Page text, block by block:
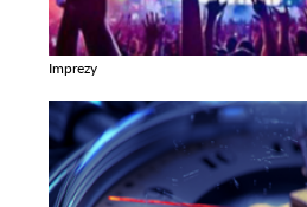
Imprezy